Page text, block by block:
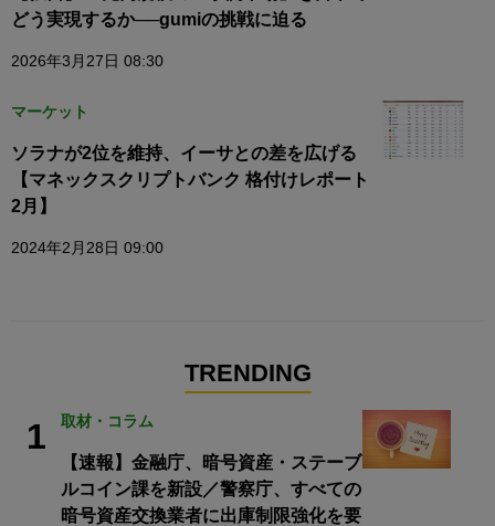
どう実現するか──gumiの挑戦に迫る
2026年3月27日 08:30
マーケット
ソラナが2位を維持、イーサとの差を広げる
【マネックスクリプトバンク 格付けレポート
2月】
2024年2月28日 09:00
TRENDING
1 取材・コラム
【速報】金融庁、暗号資産・ステーブ
ルコイン課を新設／警察庁、すべての
暗号資産交換業者に出庫制限強化を要